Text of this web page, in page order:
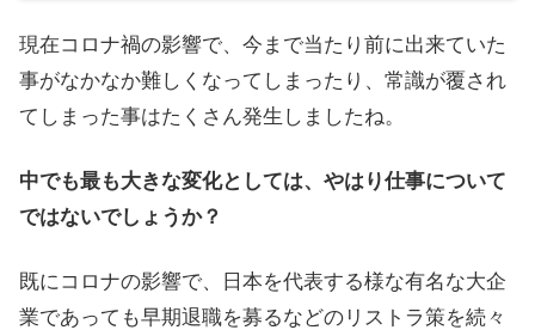
現在コロナ禍の影響で、今まで当たり前に出来ていた
事がなかなか難しくなってしまったり、常識が覆され
てしまった事はたくさん発生しましたね。
中でも最も大きな変化としては、やはり仕事について
ではないでしょうか？
既にコロナの影響で、日本を代表する様な有名な大企
業であっても早期退職を募るなどのリストラ策を続々